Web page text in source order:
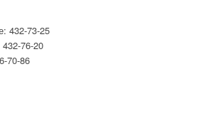
432-73-25
76-20
70-86